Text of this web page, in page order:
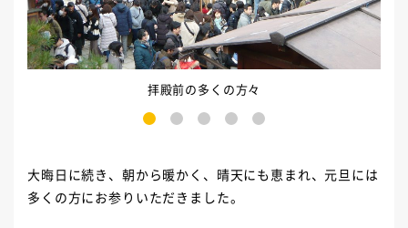
拝殿前の多くの方々
3 4 5
大晦日に続き、朝から暖かく、晴天にも恵まれ、元旦には
多くの方にお参りいただきました。